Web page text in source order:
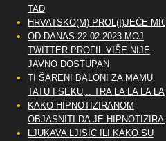
TAD
HRVATSKO(M) PROL(I)JEĆE MIG
OD DANAS 22.02.2023 MOJ
TWITTER PROFIL VIŠE NIJE
JAVNO DOSTUPAN
TI ŠARENI BALONI ZA MAMU
TATU I SEKU,.. TRA LA LA LA LA
KAKO HIPNOTIZIRANOM
OBJASNITI DA JE HIPNOTIZIRAN
LJUKAVA LJISIC ILI KAKO SU